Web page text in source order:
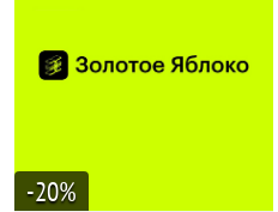
-20%